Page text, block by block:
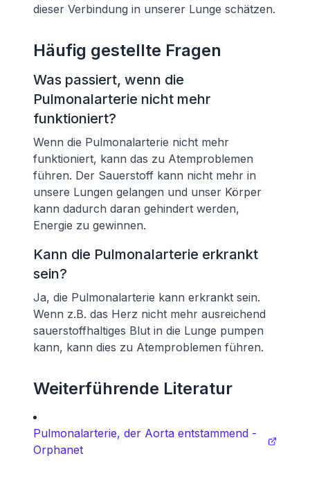
dieser Verbindung in unserer Lunge schätzen.
Häufig gestellte Fragen
Was passiert, wenn die
Pulmonalarterie nicht mehr
funktioniert?
Wenn die Pulmonalarterie nicht mehr
funktioniert, kann das zu Atemproblemen
führen. Der Sauerstoff kann nicht mehr in
unsere Lungen gelangen und unser Körper
kann dadurch daran gehindert werden,
Energie zu gewinnen.
Kann die Pulmonalarterie erkrankt
sein?
Ja, die Pulmonalarterie kann erkrankt sein.
Wenn z.B. das Herz nicht mehr ausreichend
sauerstoffhaltiges Blut in die Lunge pumpen
kann, kann dies zu Atemproblemen führen.
Weiterführende Literatur
Pulmonalarterie, der Aorta entstammend -
Orphanet